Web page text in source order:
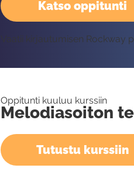
Katso oppitunti
Vaatii kirjautumisen Rockway
Oppitunti kuuluu kurssiin
Melodiasoiton
Tutustu kurssiin